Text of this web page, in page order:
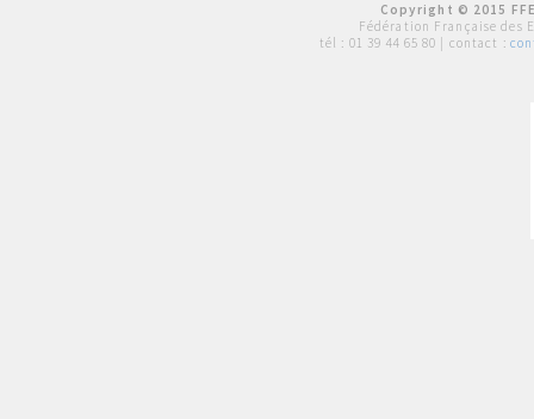
Copyright © 2015
Fédération Française des
tél : 01 39 44 65 80 | contact :